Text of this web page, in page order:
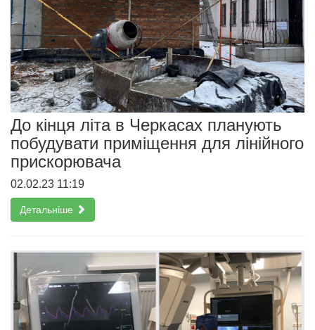
До кінця літа в Черкасах планують
побудувати приміщення для лінійного
прискорювача
02.02.23 11:19
Детальніше